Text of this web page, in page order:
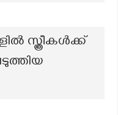
സ്ത്രീകൾക്ക്